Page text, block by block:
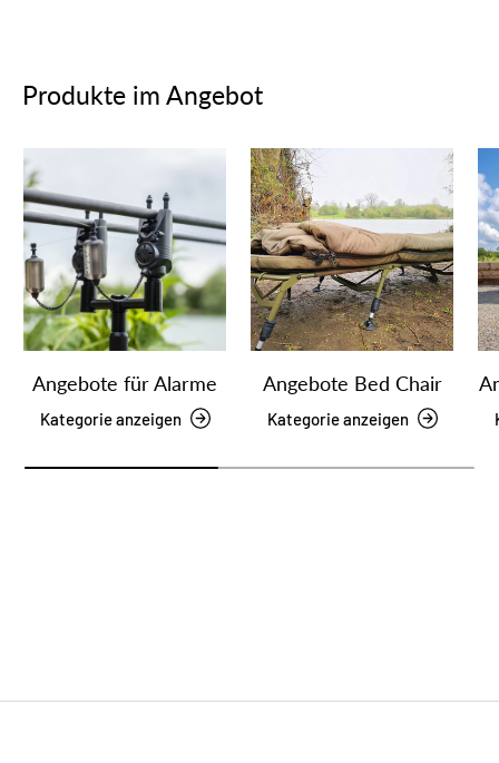
Produkte im Angebot
Angebote für Alarme
Kategorie anzeigen
Angebote Bed Chair
Kategorie anzeigen